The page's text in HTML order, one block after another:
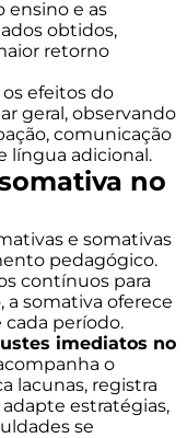
ensino e as
obtidos,
retorno
efeitos do
geral, observando
comunicação
língua adicional.
no
e somativas
pedagógico.
contínuos para
a somativa oferece
cada período.
imediatos no
o
lacunas, registra
estratégias,
se